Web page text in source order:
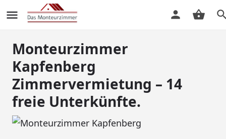
Monteurzimmer
Kapfenberg
Zimmervermietung – 14
freie Unterkünfte.